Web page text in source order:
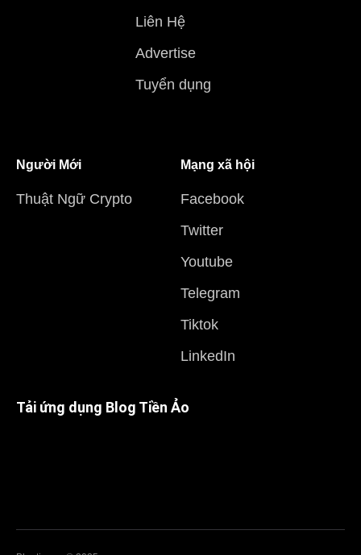
Liên Hệ
Advertise
Tuyển dụng
Người Mới
Thuật Ngữ Crypto
Mạng xã hội
Facebook
Twitter
Youtube
Telegram
Tiktok
LinkedIn
Tải ứng dụng Blog Tiền Ảo